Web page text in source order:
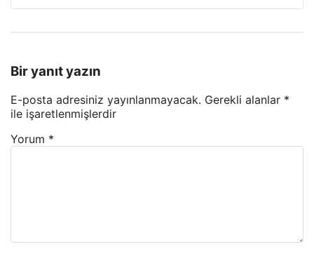
Bir yanıt yazın
E-posta adresiniz yayınlanmayacak. Gerekli alanlar *
ile işaretlenmişlerdir
Yorum *